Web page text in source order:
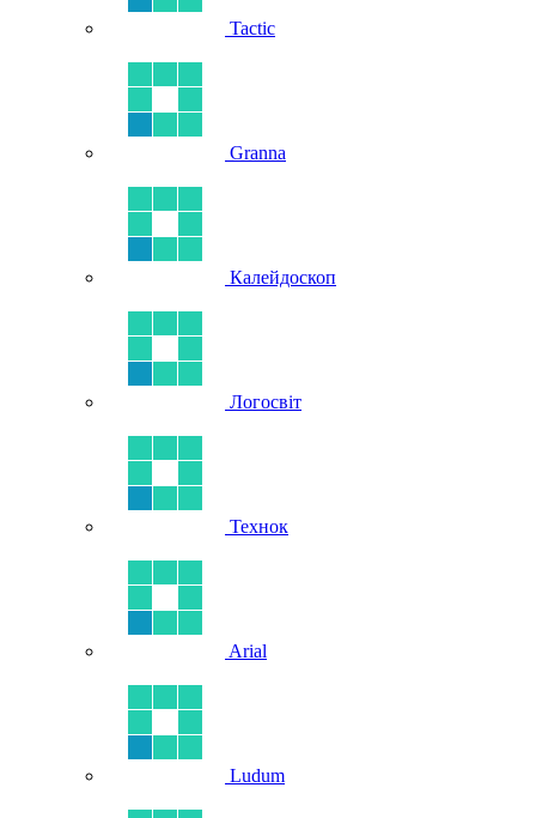
Tactic
Granna
Калейдоскоп
Логосвіт
Технок
Arial
Ludum